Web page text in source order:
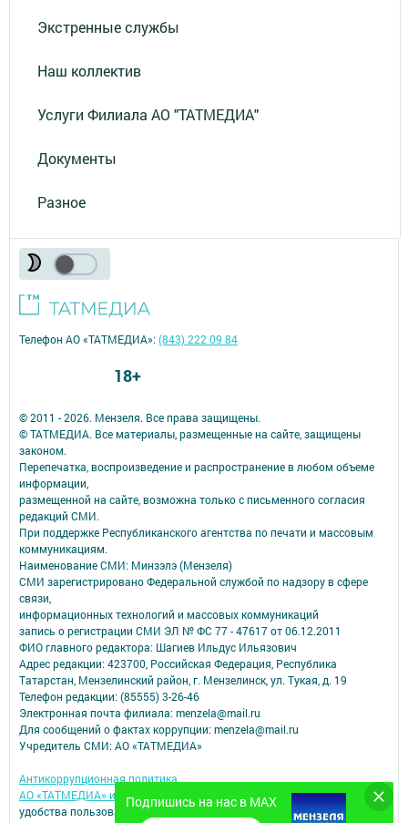
Экстренные службы
Наш коллектив
Услуги Филиала АО "ТАТМЕДИА"
Документы
Разное
Подпишись на нас в MAX
© 2011 - 2026. Мензеля. Все права защищены.
© ТАТМЕДИА. Все материалы, размещенные на сайте, защищены
законом.
Перепечатка, воспроизведение и распространение в любом объеме
информации,
размещенной на сайте, возможна только с письменного согласия
редакций СМИ.
При поддержке Республиканского агентства по печати и массовым
коммуникациям.
Наименование СМИ: Минзэлэ (Мензеля)
СМИ зарегистрировано Федеральной службой по надзору в сфере
связи,
информационных технологий и массовых коммуникаций
запись о регистрации СМИ ЭЛ № ФС 77 - 47617 от 06.12.2011
ФИО главного редактора: Шагиев Ильдус Ильязович
Адрес редакции: 423700, Российская Федерация, Республика
Татарстан, Мензелинский район, г. Мензелинск, ул. Тукая, д. 19
Телефон редакции: (85555) 3-26-46
Электронная почта филиала: menzela@mail.ru
Для сообщений о фактах коррупции: menzela@mail.ru
Учредитель СМИ: АО «ТАТМЕДИА»
Антикоррупционная политика
АО «ТАТМЕДИА» использует «cookie»
для персонализации сервисов и
удобства пользователей сайтом.
Телефон АО «ТАТМЕДИА»:(843) 222 09 84
18+